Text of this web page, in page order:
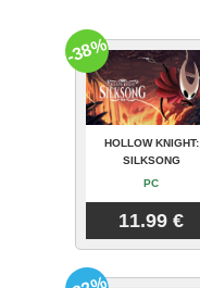
HOLLOW KNIGHT:
SILKSONG
PC
11.99 €
-38%